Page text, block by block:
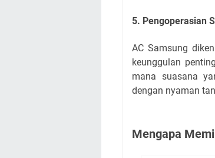
5. Pengoperasian
AC Samsung
keunggulan
mana suasana
dengan nyaman
Mengapa